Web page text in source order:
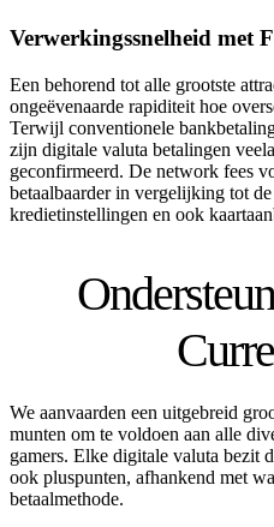
Verwerkingssnelheid met
Een behorend tot alle grootste
ongeëvenaarde rapiditeit hoe
Terwijl conventionele
zijn digitale valuta betalingen
geconfirmeerd. De network fees
betaalbaarder in vergelijking tot
kredietinstellingen en ook
We aanvaarden een uitgebreid
munten om te voldoen aan alle
gamers. Elke digitale valuta bezit
ook pluspunten, afhankend met
betaalmethode.